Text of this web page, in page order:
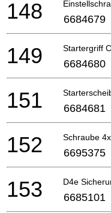
148 6684679
Startergriff
149 6684680
151 6684681
Schraube
152 6695375
D4e
153 6685101